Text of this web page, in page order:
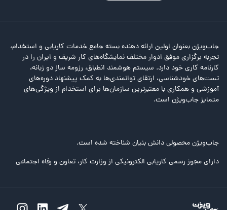
جاب‌ویژن بعنوان اولین ارائه دهنده بسته جامع خدمات کاریابی و استخدام،
تجربه برگزاری موفق ادوار مختلف نمایشگاه‌های کار شریف و ایران را در
کارنامه کاری خود دارد. سیستم هوشمند انطباق، رزومه ساز دو زبانه،
تست‌های خودشناسی، ارتقای توانمندی‌ها به کمک پیشنهاد دوره‌های
آموزشی و همکاری با معتبرترین سازمان‌ها برای استخدام از ویژگی‌های
متمایز جاب‌ویژن است.
جاب‌ویژن محصولی دانش بنیان شناخته شده است.
دارای مجوز رسمی کاریابی الکترونیکی از وزارت کار، تعاون و رفاه اجتماعی